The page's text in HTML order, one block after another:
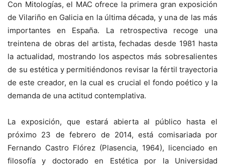
Con Mitologías, el MAC ofrece la primera gran exposición
de Vilariño en Galicia en la última década, y una de las más
importantes en España. La retrospectiva recoge una
treintena de obras del artista, fechadas desde 1981 hasta
la actualidad, mostrando los aspectos más sobresalientes
de su estética y permitiéndonos revisar la fértil trayectoria
de este creador, en la cual es crucial el fondo poético y la
demanda de una actitud contemplativa.
La exposición, que estará abierta al público hasta el
próximo 23 de febrero de 2014, está comisariada por
Fernando Castro Flórez (Plasencia, 1964), licenciado en
filosofía y doctorado en Estética por la Universidad